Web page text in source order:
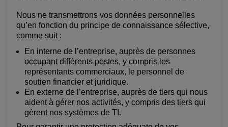
Nous ne transmettrons vos données personnelles
qu’en fonction du principe de connaissance sélective,
comme suit :
En interne de l’entreprise, auprès de personnes
occupant différents postes, y compris les
représentants commerciaux, le personnel de
soutien financier et juridique.
En externe de l’entreprise, auprès de tiers qui nous
aident à gérer nos activités, y compris des tiers qui
gèrent nos systèmes de TI.